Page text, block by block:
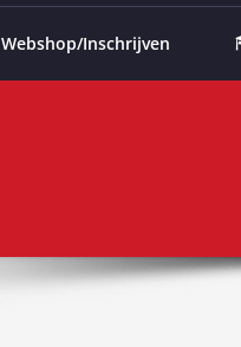
Webshop/Inschrijven